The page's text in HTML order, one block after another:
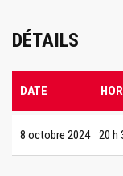
DÉTAILS
DATE
8 octobre 2024 20 h